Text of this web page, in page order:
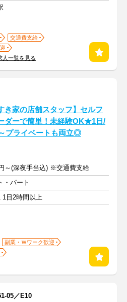
交通費支給
一覧を見る
き家の店舗スタッフ】セルフ
ダーで簡単！未経験OK★1日/
プライベートも両立◎
～(深夜手当込) ※交通費支給
・パート
1日2時間以上
副業・Ｗワーク歓迎
05／E10